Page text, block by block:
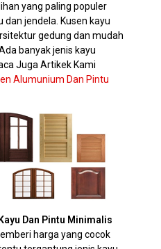
yang paling populer
jendela. Kusen kayu
gedung dan mudah
banyak jenis kayu
Juga Artikek Kami
Alumunium Dan Pintu
Dan Pintu Minimalis
harga yang cocok